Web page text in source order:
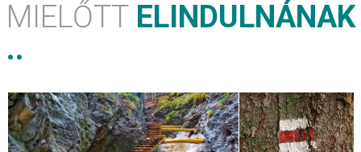
MIELŐTT ELINDULNÁNAK
..